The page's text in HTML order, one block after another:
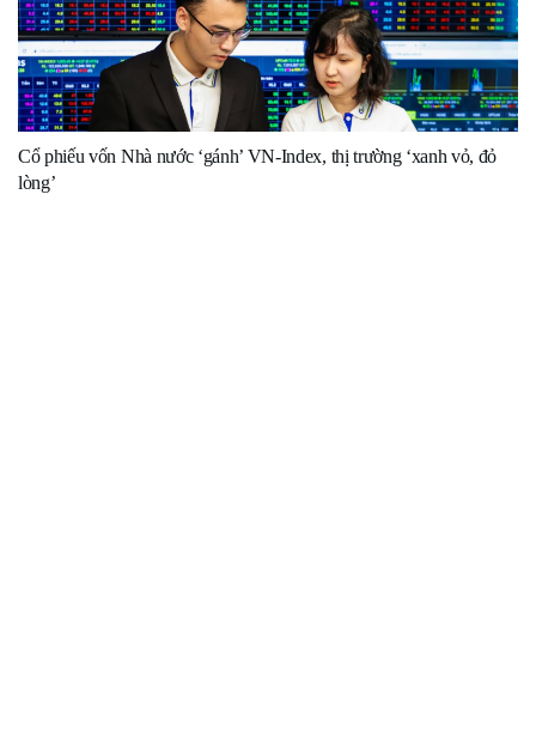
Cổ phiếu vốn Nhà nước ‘gánh’ VN-Index, thị trường ‘xanh vỏ, đỏ
lòng’